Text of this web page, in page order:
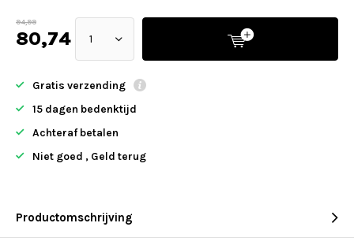
94,99
80,74
Gratis verzending
15 dagen bedenktijd
Achteraf betalen
Niet goed , Geld terug
Productomschrijving